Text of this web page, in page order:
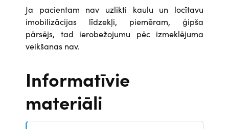
Ja pacientam nav uzlikti kaulu un locītavu
imobilizācijas līdzekļi, piemēram, ģipša
pārsējs, tad ierobežojumu pēc izmeklējuma
veikšanas nav.
Informatīvie
materiāli